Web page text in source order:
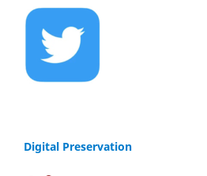
Digital Preservation